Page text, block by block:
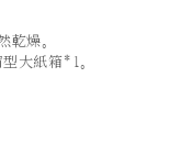
乾燥。
大紙箱*1。